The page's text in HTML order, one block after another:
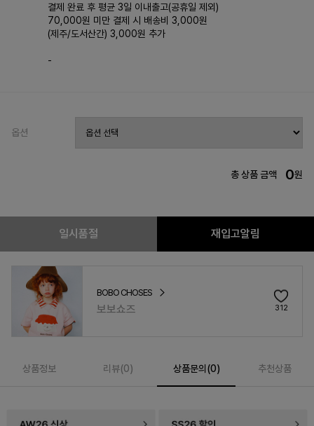
결제 완료 후 평균 3일 이내출고(공휴일 제외)
70,000원 미만 결제 시 배송비 3,000원
(제주/도서산간) 3,000원 추가
-
옵션
총 상품 금액 0원
일시품절 재입고알림
BOBO CHOSES
보보쇼즈 312
상품정보 리뷰(0) 상품문의(0) 추천상품